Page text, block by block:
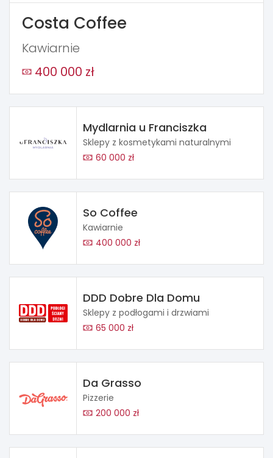
Costa Coffee
Kawiarnie
400 000 zł
Mydlarnia u Franciszka
Sklepy z kosmetykami naturalnymi
60 000 zł
So Coffee
Kawiarnie
400 000 zł
DDD Dobre Dla Domu
Sklepy z podłogami i drzwiami
65 000 zł
Da Grasso
Pizzerie
200 000 zł